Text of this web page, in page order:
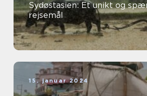
Sydøstasien: Et unikt og
rejsemål
15. januar 2024